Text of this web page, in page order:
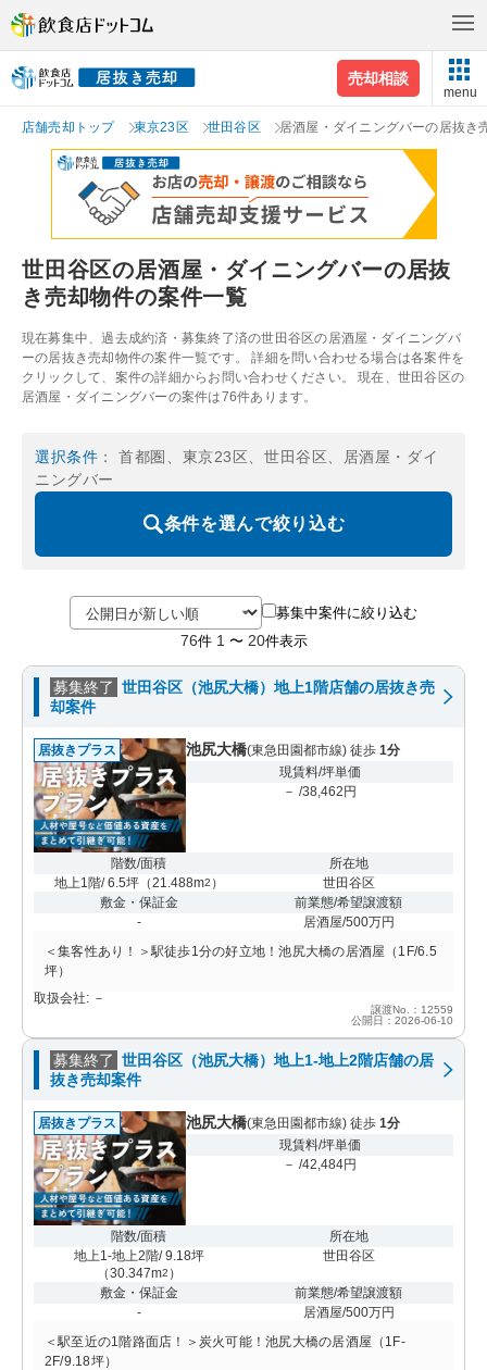
売却相談
menu
店舗売却トップ 東京23区 世田谷区 居酒屋・ダイニングバーの居抜き
世田谷区の居酒屋・ダイニングバーの居抜
き売却物件の案件一覧
現在募集中、過去成約済・募集終了済の世田谷区の居酒屋・ダイニングバ
ーの居抜き売却物件の案件一覧です。 詳細を問い合わせる場合は各案件を
クリックして、案件の詳細からお問い合わせください。 現在、世田谷区の
居酒屋・ダイニングバーの案件は76件あります。
選択条件 ： 首都圏、東京23区、世田谷区、居酒屋・ダイ
ニングバー
条件を選んで絞り込む
募集中案件に絞り込む
76件 1 〜 20件表示
募集終了 世田谷区（池尻大橋）地上1階店舗の居抜き売
却案件
居抜きプラス 池尻大橋(東急田園都市線) 徒歩 1分
現賃料/坪単価
－ /38,462円
階数/面積
地上1階/ 6.5坪（21.488m2 ）
所在地
世田谷区
敷金・保証金
-
前業態/希望譲渡額
居酒屋/500万円
＜集客性あり！＞駅徒歩1分の好立地！池尻大橋の居酒屋（1F/6.5
坪）
取扱会社: －
譲渡No.：12559
公開日：2026-06-10
募集終了 世田谷区（池尻大橋）地上1-地上2階店舗の居
抜き売却案件
居抜きプラス 池尻大橋(東急田園都市線) 徒歩 1分
現賃料/坪単価
－ /42,484円
階数/面積
地上1-地上2階/ 9.18坪
（30.347m2 ）
所在地
世田谷区
敷金・保証金
-
前業態/希望譲渡額
居酒屋/500万円
＜駅至近の1階路面店！＞炭火可能！池尻大橋の居酒屋（1F-
2F/9.18坪）